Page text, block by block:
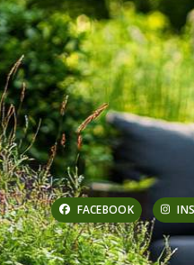
FACEBOOK